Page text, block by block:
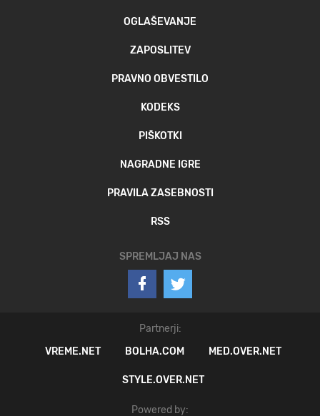
OGLAŠEVANJE
ZAPOSLITEV
PRAVNO OBVESTILO
KODEKS
PIŠKOTKI
NAGRADNE IGRE
PRAVILA ZASEBNOSTI
RSS
SPREMLJAJ NAS
Partnerji:
VREME.NET
BOLHA.COM MED.OVER.NET
STYLE.OVER.NET
Powered by: